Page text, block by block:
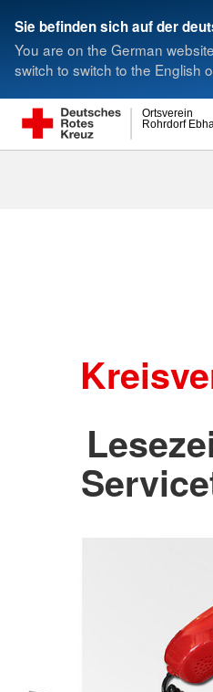
Sie befinden sich auf der
You are on the German
switch to switch to the English
Rohrdorf
Ortsverein